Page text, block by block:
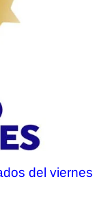
del viernes